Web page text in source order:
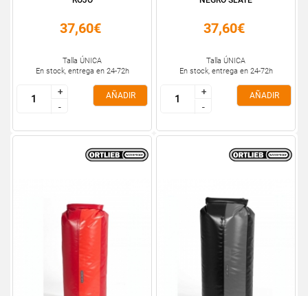
37,60€
Talla ÚNICA
En stock, entrega en 24-72h
+
-
+
-
AÑADIR
37,60€
Talla ÚNICA
En stock, entrega en 24-72h
+
-
+
-
AÑADIR